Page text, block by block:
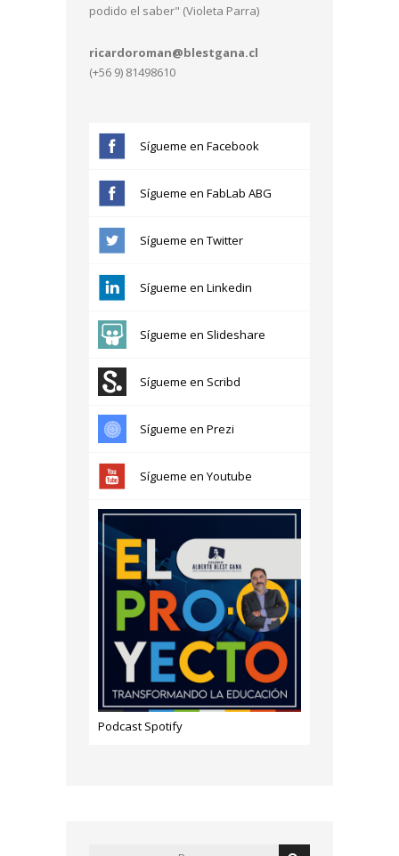
podido el saber" (Violeta Parra)
ricardoroman@blestgana.cl
(+56 9) 81498610
Sígueme en Facebook
Sígueme en FabLab ABG
Sígueme en Twitter
Sígueme en Linkedin
Sígueme en Slideshare
Sígueme en Scribd
Sígueme en Prezi
Sígueme en Youtube
Podcast Spotify